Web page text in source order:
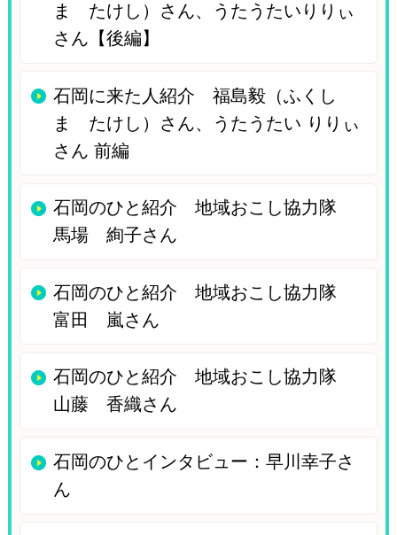
ま たけし）さん、うたうたいりりぃ
さん【後編】
石岡に来た人紹介 福島毅（ふくし
ま たけし）さん、うたうたい りりぃ
さん 前編
石岡のひと紹介 地域おこし協力隊
馬場 絢子さん
石岡のひと紹介 地域おこし協力隊
富田 嵐さん
石岡のひと紹介 地域おこし協力隊
山藤 香織さん
石岡のひとインタビュー：早川幸子さ
ん